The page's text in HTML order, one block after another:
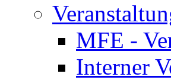
MFE -
Interner